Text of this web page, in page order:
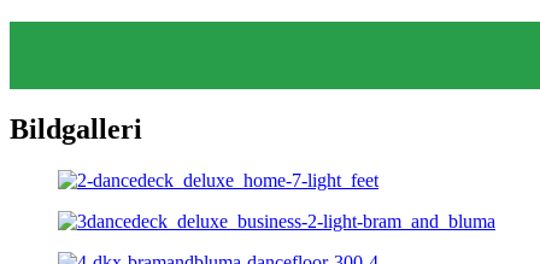
Bildgalleri